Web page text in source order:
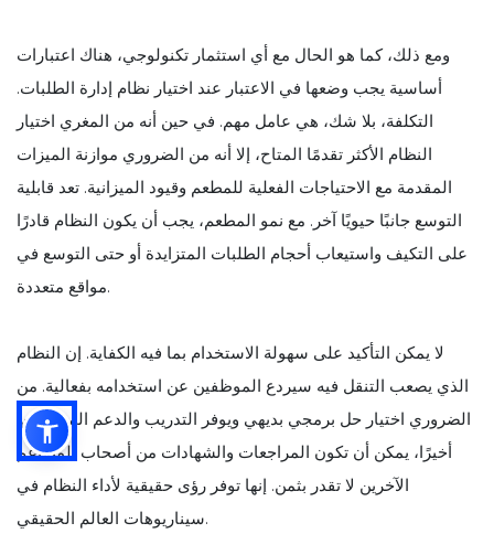
ومع ذلك، كما هو الحال مع أي استثمار تكنولوجي، هناك اعتبارات
أساسية يجب وضعها في الاعتبار عند اختيار نظام إدارة الطلبات.
التكلفة، بلا شك، هي عامل مهم. في حين أنه من المغري اختيار
النظام الأكثر تقدمًا المتاح، إلا أنه من الضروري موازنة الميزات
المقدمة مع الاحتياجات الفعلية للمطعم وقيود الميزانية. تعد قابلية
التوسع جانبًا حيويًا آخر. مع نمو المطعم، يجب أن يكون النظام قادرًا
على التكيف واستيعاب أحجام الطلبات المتزايدة أو حتى التوسع في
مواقع متعددة.
لا يمكن التأكيد على سهولة الاستخدام بما فيه الكفاية. إن النظام
الذي يصعب التنقل فيه سيردع الموظفين عن استخدامه بفعالية. من
الضروري اختيار حل برمجي بديهي ويوفر التدريب والدعم المناسبين.
أخيرًا، يمكن أن تكون المراجعات والشهادات من أصحاب المطاعم
الآخرين لا تقدر بثمن. إنها توفر رؤى حقيقية لأداء النظام في
سيناريوهات العالم الحقيقي.